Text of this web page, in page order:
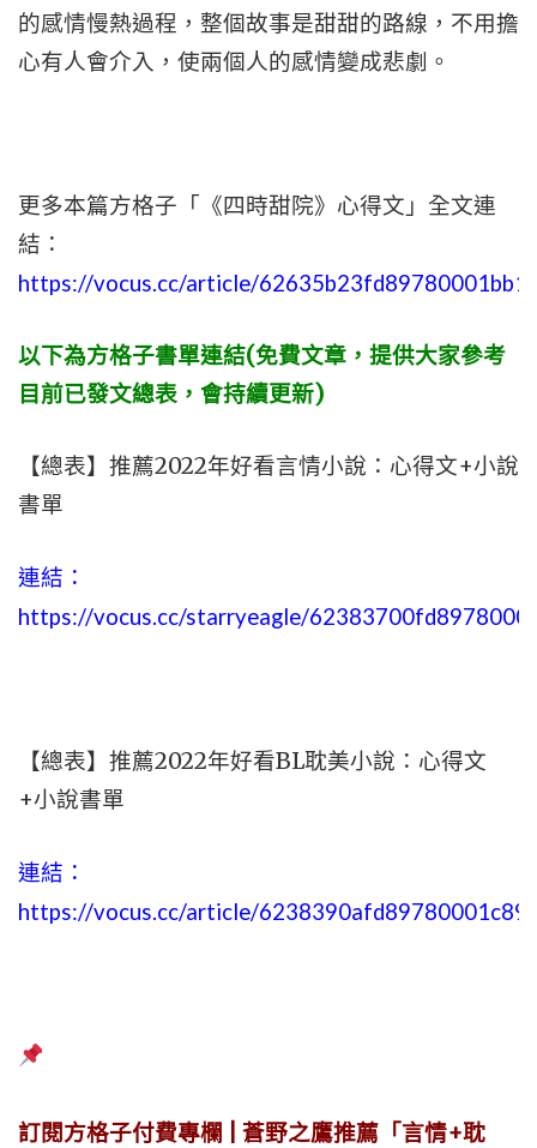
的感情慢熱過程，整個故事是甜甜的路線，不用擔
心有人會介入，使兩個人的感情變成悲劇。
更多本篇方格子「《四時甜院》心得文」全文連
結：
https://vocus.cc/article/
以下為方格子書單連結(免費文章，提供大家參考
目前已發文總表，會持續更新)
【總表】推薦2022年好看言情小說：心得文+小說
書單
連結：
https://vocus.cc/starryeagle/
【總表】推薦2022年好看BL耽美小說：心得文
+小說書單
連結：
https://vocus.cc/article/
訂閱方格子付費專欄 | 蒼野之鷹推薦「言情+耽